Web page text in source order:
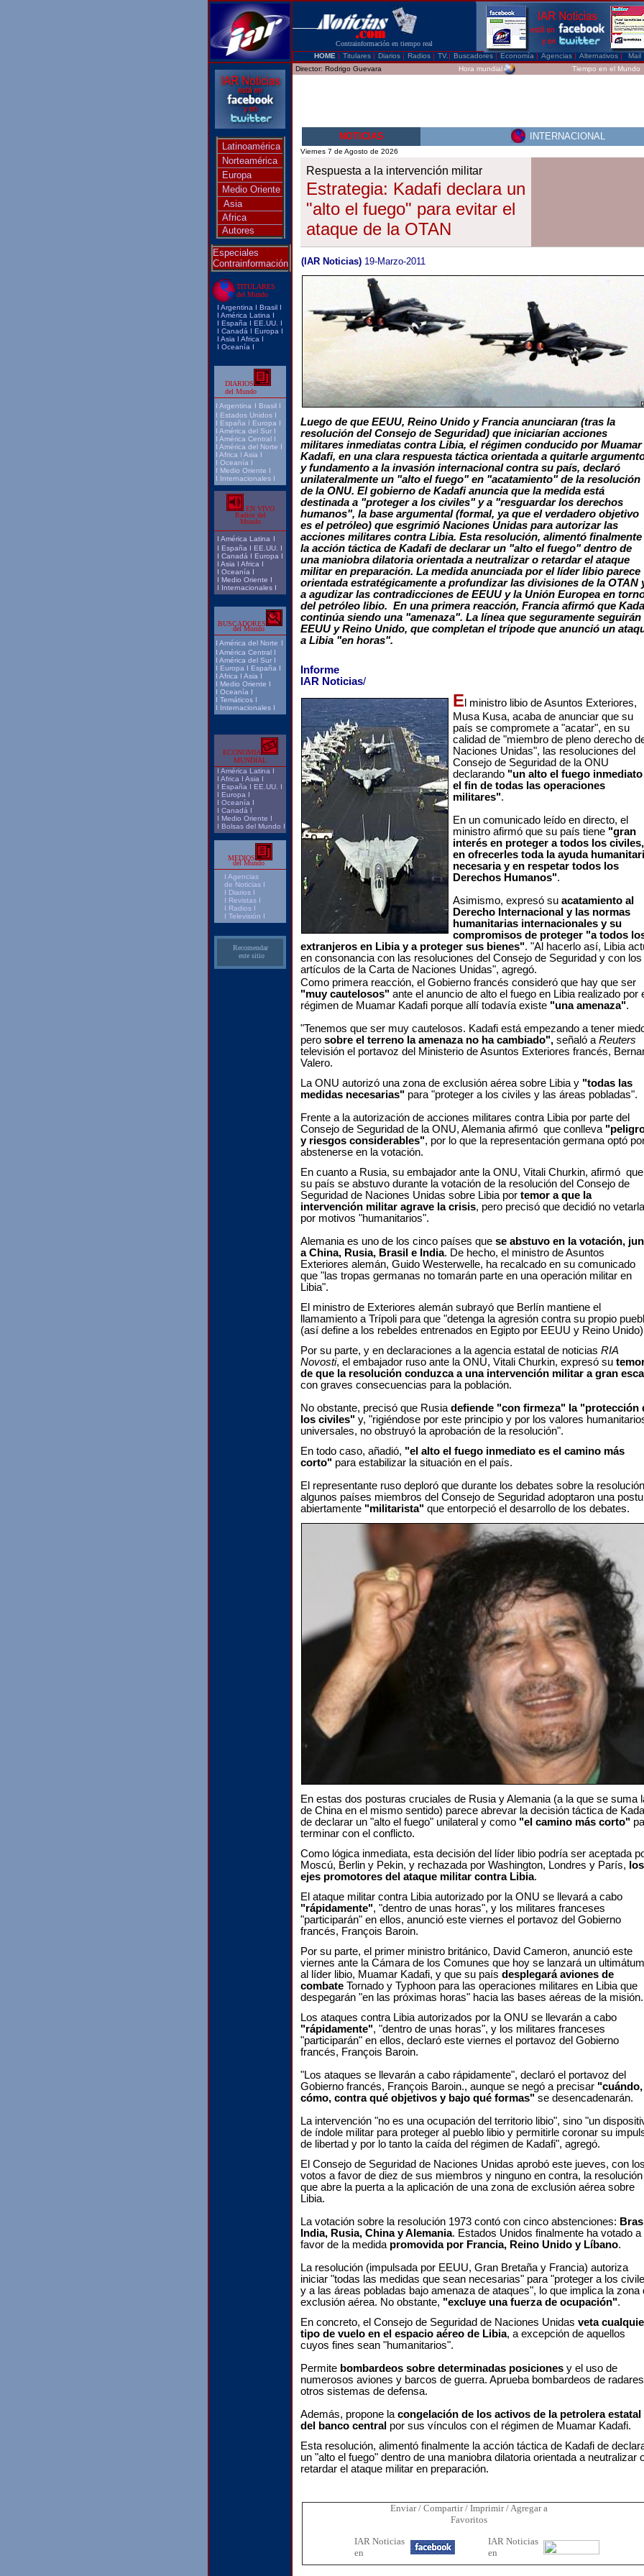
Contrainformación en tiempo real
HOME | Titulares | Diarios | Radios | TV.| Buscadores | Economía | Agencias | Alternativos| Mail
Latinoamérica
Norteamérica
Europa
Medio Oriente
Asia
Africa
Autores
Especiales
Contrainformación
TITULARES
del Mundo
I Argentina I Brasil I
I América Latina I
I España I EE.UU.
I
I Canadá I Europa I
I Asia I Africa I
I Oceanía I
DIARIOS
del Mundo
I Argentina I Brasil I
I Estados Unidos I
I España I Europa I
I América del Sur I
I América Central I
I América del Norte I
I Africa I Asia I
I Oceanía I
I Medio Oriente I
I Internacionales I
EN VIVO
Radios del
Mundo
I América Latina I
I España I EE.UU.
I
I Canadá I Europa I
I Asia I Africa I
I Oceanía I
I Medio Oriente I
I Internacionales I
BUSCADORES
del Mundo
I América del Norte I
I América Central I
I América del Sur I
I Europa I España I
I Africa I Asia I
I Medio Oriente I
I Oceanía I
I Temáticos I
I Internacionales I
ECONOMIA
MUNDIAL
I América Latina I
I Africa I Asia I
I España I EE.UU.
I
I Europa I
I Oceanía I
I Canadá I
I Medio Oriente I
I Bolsas del Mundo I
MEDIOS
del Mundo
I Agencias
de Noticias I
I Diarios I
I Revistas I
I Radios I
I Televisión I
Recomendar
este sitio
Director: Rodrigo Guevara Hora mundial Tiempo en el Mundo
NOTICIAS INTERNACIONAL
Viernes 7 de Agosto de 2026
Respuesta a la intervención militar
Estrategia: Kadafi declara un
"alto el fuego" para evitar el
ataque de la OTAN
(IAR Noticias) 19-Marzo-2011
Luego de que EEUU, Reino Unido y Francia anunciaran (tras la
resolución del Consejo de Seguridad) que iniciarían acciones
militares inmediatas contra Libia, el régimen conducido por Muamar
Kadafi, en una clara respuesta táctica orientada a quitarle
y fundamento a la invasión internacional contra su país, declaró
unilateralmente un "alto el fuego" en "acatamiento" de la resolución
de la ONU. El gobierno de Kadafi anuncia que la medida está
destinada a "proteger a los civiles" y a "resguardar los derechos
humanos", la base argumental (formal, ya que el verdadero objetivo
es el petróleo) que esgrimió Naciones Unidas para autorizar las
acciones militares contra Libia. Esta resolución, alimentó finalmente
la acción táctica de Kadafi de declarar un "alto el fuego" dentro de
una maniobra dilatoria orientada a neutralizar o retardar el ataque
militar en preparación. La medida anunciada por el líder libio parece
orientada estratégicamente a profundizar las divisiones de la OTAN
a agudizar las contradicciones de EEUU y la Unión Europea en
del petróleo libio. En una primera reacción, Francia afirmó que
continúa siendo una "amenaza". La línea que seguramente seguirán
EEUU y Reino Unido, que completan el trípode que anunció un
a Libia "en horas".
Informe
IAR Noticias/
E l ministro libio de Asuntos Exteriores,
Musa Kusa, acaba de anunciar que su
país se compromete a "acatar", en su
calidad de "miembro de pleno derecho
Naciones Unidas", las resoluciones del
Consejo de Seguridad de la ONU
declarando "un alto el fuego
el fin de todas las operaciones
militares".
En un comunicado leído en directo, el
ministro afirmó que su país tiene "gran
interés en proteger a todos los civiles,
en ofrecerles toda la ayuda
necesaria y en respetar todos los
Derechos Humanos".
Asimismo, expresó su acatamiento al
Derecho Internacional y las normas
humanitarias internacionales y su
compromisos de proteger "a todos
extranjeros en Libia y a proteger sus bienes". "Al hacerlo así, Libia
en consonancia con las resoluciones del Consejo de Seguridad y con los
artículos de la Carta de Naciones Unidas", agregó.
Como primera reacción, el Gobierno francés consideró que hay que ser
"muy cautelosos" ante el anuncio de alto el fuego en Libia realizado por
régimen de Muamar Kadafi porque allí todavía existe "una amenaza".
"Tenemos que ser muy cautelosos. Kadafi está empezando a tener
pero sobre el terreno la amenaza no ha cambiado", señaló a Reuters
televisión el portavoz del Ministerio de Asuntos Exteriores francés,
Valero.
La ONU autorizó una zona de exclusión aérea sobre Libia y "todas las
medidas necesarias" para "proteger a los civiles y las áreas pobladas".
Frente a la autorización de acciones militares contra Libia por parte del
Consejo de Seguridad de la ONU, Alemania afirmó que conlleva
y riesgos considerables", por lo que la representación germana optó
abstenerse en la votación.
En cuanto a Rusia, su embajador ante la ONU, Vitali Churkin, afirmó que
su país se abstuvo durante la votación de la resolución del Consejo de
Seguridad de Naciones Unidas sobre Libia por temor a que la
intervención militar agrave la crisis, pero precisó que decidió no vetarla
por motivos "humanitarios".
Alemania es uno de los cinco países que se abstuvo en la votación,
a China, Rusia, Brasil e India. De hecho, el ministro de Asuntos
Exteriores alemán, Guido Westerwelle, ha recalcado en su comunicado
que "las tropas germanas no tomarán parte en una operación militar en
Libia".
El ministro de Exteriores alemán subrayó que Berlín mantiene el
llamamiento a Trípoli para que "detenga la agresión contra su propio
(así define a los rebeldes entrenados en Egipto por EEUU y Reino
Por su parte, y en declaraciones a la agencia estatal de noticias RIA
Novosti, el embajador ruso ante la ONU, Vitali Churkin, expresó su
de que la resolución conduzca a una intervención militar a gran
con graves consecuencias para la población.
No obstante, precisó que Rusia defiende "con firmeza" la "protección
los civiles" y, "rigiéndose por este principio y por los valores
universales, no obstruyó la aprobación de la resolución".
En todo caso, añadió, "el alto el fuego inmediato es el camino más
corto" para estabilizar la situación en el país.
El representante ruso deploró que durante los debates sobre la
algunos países miembros del Consejo de Seguridad adoptaron una
abiertamente "militarista" que entorpeció el desarrollo de los debates.
En estas dos posturas cruciales de Rusia y Alemania (a la que se suma
de China en el mismo sentido) parece abrevar la decisión táctica de
de declarar un "alto el fuego" unilateral y como "el camino más corto"
terminar con el conflicto.
Como lógica inmediata, esta decisión del líder libio podría ser aceptada
Moscú, Berlin y Pekin, y rechazada por Washington, Londres y París, los
ejes promotores del ataque militar contra Libia.
El ataque militar contra Libia autorizado por la ONU se llevará a cabo
"rápidamente", "dentro de unas horas", y los militares franceses
"participarán" en ellos, anunció este viernes el portavoz del Gobierno
francés, François Baroin.
Por su parte, el primer ministro británico, David Cameron, anunció este
viernes ante la Cámara de los Comunes que hoy se lanzará un ultimátum
al líder libio, Muamar Kadafi, y que su país desplegará aviones de
combate Tornado y Typhoon para las operaciones militares en Libia que
despegarán "en las próximas horas" hacia las bases aéreas de la misión.
Los ataques contra Libia autorizados por la ONU se llevarán a cabo
"rápidamente", "dentro de unas horas", y los militares franceses
"participarán" en ellos, declaró este viernes el portavoz del Gobierno
francés, François Baroin.
"Los ataques se llevarán a cabo rápidamente", declaró el portavoz del
Gobierno francés, François Baroin., aunque se negó a precisar "cuándo,
cómo, contra qué objetivos y bajo qué formas" se desencadenarán.
La intervención "no es una ocupación del territorio libio", sino "un
de índole militar para proteger al pueblo libio y permitirle coronar su
de libertad y por lo tanto la caída del régimen de Kadafi", agregó.
El Consejo de Seguridad de Naciones Unidas aprobó este jueves, con los
votos a favor de diez de sus miembros y ninguno en contra, la resolución
que abre la puerta a la aplicación de una zona de exclusión aérea sobre
Libia.
La votación sobre la resolución 1973 contó con cinco abstenciones:
India, Rusia, China y Alemania. Estados Unidos finalmente ha votado a
favor de la medida promovida por Francia, Reino Unido y Líbano.
La resolución (impulsada por EEUU, Gran Bretaña y Francia) autoriza
iniciar "todas las medidas que sean necesarias" para "proteger a los
y a las áreas pobladas bajo amenaza de ataques", lo que implica la zona
exclusión aérea. No obstante, "excluye una fuerza de ocupación".
En concreto, el Consejo de Seguridad de Naciones Unidas veta
tipo de vuelo en el espacio aéreo de Libia, a excepción de aquellos
cuyos fines sean "humanitarios".
Permite bombardeos sobre determinadas posiciones y el uso de
numerosos aviones y barcos de guerra. Aprueba bombardeos de
otros sistemas de defensa.
Además, propone la congelación de los activos de la petrolera estatal
del banco central por sus vínculos con el régimen de Muamar Kadafi.
Esta resolución, alimentó finalmente la acción táctica de Kadafi de
un "alto el fuego" dentro de una maniobra dilatoria orientada a neutralizar
retardar el ataque militar en preparación.
Enviar / Compartir / Imprimir / Agregar a
Favoritos
IAR Noticias
en
IAR Noticias
en